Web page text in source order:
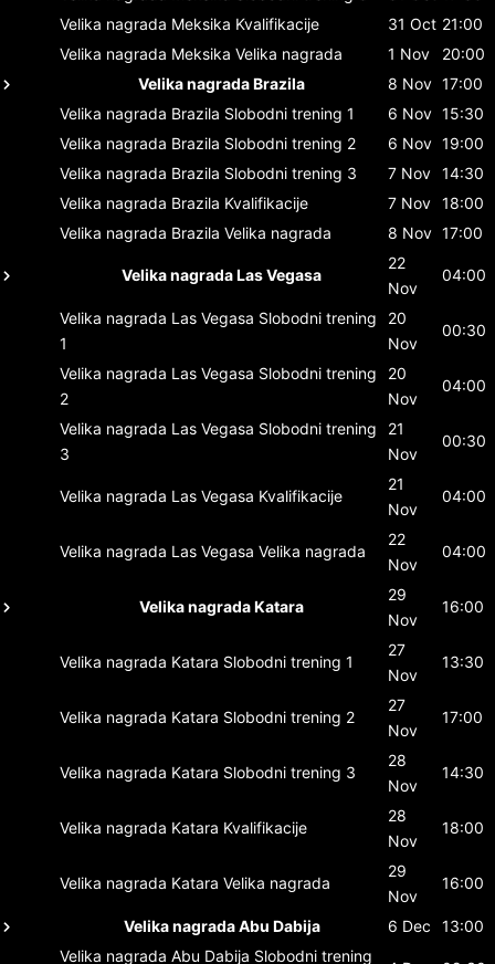
Velika nagrada Meksika Kvalifikacije 31 Oct 21:00
Velika nagrada Meksika Velika nagrada 1 Nov
20:00
Velika nagrada Brazila
8 Nov 17:00
Velika nagrada Brazila Slobodni trening 1 6 Nov 15:30
Velika nagrada Brazila Slobodni trening 2 6 Nov 19:00
Velika nagrada Brazila Slobodni trening 3 7 Nov 14:30
Velika nagrada Brazila Kvalifikacije 7 Nov 18:00
Velika nagrada Brazila Velika nagrada 8 Nov 17:00
Velika nagrada Las Vegasa
22
Nov
04:00
Velika nagrada Las Vegasa Slobodni trening
1
20
Nov
00:30
Velika nagrada Las Vegasa Slobodni trening
2
20
Nov
04:00
Velika nagrada Las Vegasa Slobodni trening
3
21
Nov
00:30
Velika nagrada Las Vegasa Kvalifikacije
21
Nov
04:00
Velika nagrada Las Vegasa Velika nagrada
22
Nov
04:00
Velika nagrada Katara
29
Nov
16:00
Velika nagrada Katara Slobodni trening 1
27
Nov
13:30
Velika nagrada Katara Slobodni trening 2
27
Nov
17:00
Velika nagrada Katara Slobodni trening 3
28
Nov
14:30
Velika nagrada Katara Kvalifikacije
28
Nov
18:00
Velika nagrada Katara Velika nagrada
29
Nov
16:00
Velika nagrada Abu Dabija 6 Dec
13:00
Velika nagrada Abu Dabija Slobodni trening